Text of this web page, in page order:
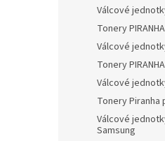
Válcové
Tonery
Válcové
Tonery
Válcové
Tonery Piranha
Válcové
Samsung